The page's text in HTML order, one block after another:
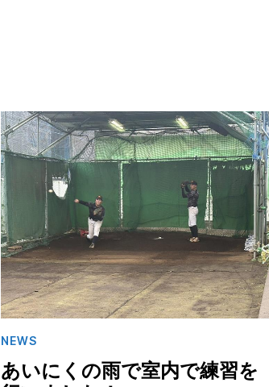
NEWS
あいにくの雨で室内で練習を